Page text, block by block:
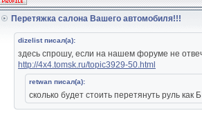
Перетяжка салона Вашего автомобиля!!!
dizelist писал(а):
здесь спрошу, если на нашем форуме не
http://4x4.tomsk.ru/topic3929-50.html
retwan писал(а):
сколько будет стоить перетянуть руль